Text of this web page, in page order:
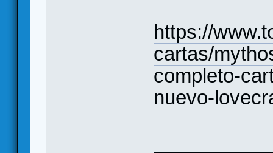
https://
cartas/
completo-
nuevo-